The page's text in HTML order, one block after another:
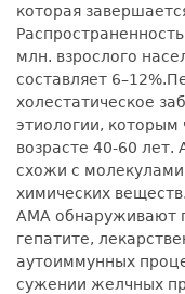
которая
млн. взрослого
составляет
холестатическое
этиологии,
возрасте 40-60
схожи с
химических
АМА обнаруживают
гепатите,
аутоиммунных
сужении желчных